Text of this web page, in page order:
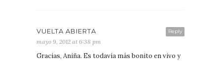
Reply
VUELTA ABIERTA
mayo 9, 2012 at 6:38 pm
Gracias, Aniña. Es todavía más bonito en vivo y